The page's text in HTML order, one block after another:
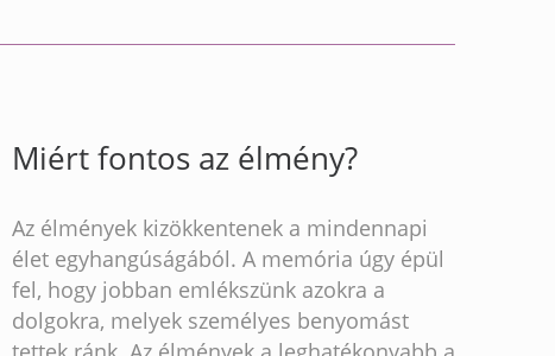
Miért fontos az élmény?
Az élmények kizökkentenek a mindennapi
élet egyhangúságából. A memória úgy épül
fel, hogy jobban emlékszünk azokra a
dolgokra, melyek személyes benyomást